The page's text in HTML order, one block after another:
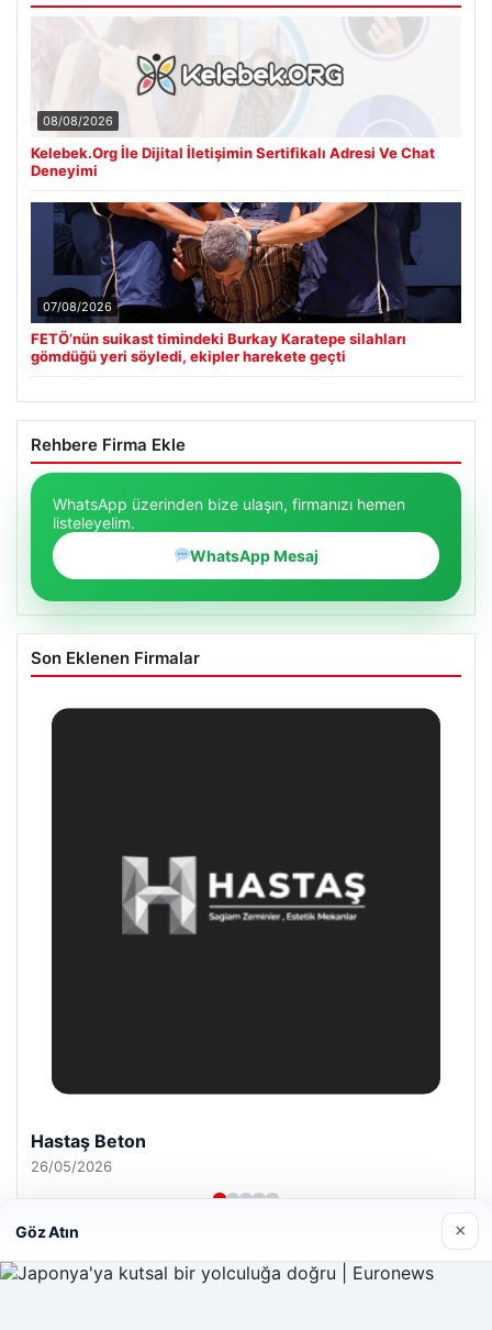
08/08/2026
Kelebek.Org İle Dijital İletişimin Sertifikalı Adresi Ve Chat
Deneyimi
07/08/2026
FETÖ’nün suikast timindeki Burkay Karatepe silahları
gömdüğü yeri söyledi, ekipler harekete geçti
Rehbere Firma Ekle
WhatsApp üzerinden bize ulaşın, firmanızı hemen
listeleyelim.
WhatsApp Mesaj
Son Eklenen Firmalar
Enes Kaplan Avukatlık Bürosu
28/04/2026
Göz Atın ×